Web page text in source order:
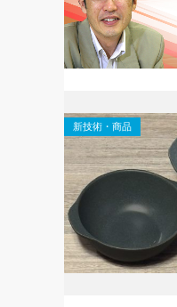
社長の
継続経
新技術・商品